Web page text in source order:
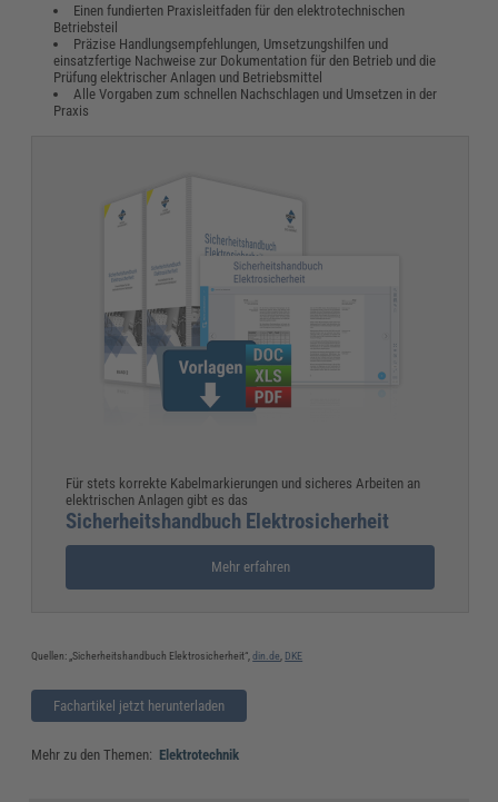
Einen fundierten Praxisleitfaden für den elektrotechnischen
Betriebsteil
Präzise Handlungsempfehlungen, Umsetzungshilfen und
einsatzfertige Nachweise zur Dokumentation für den Betrieb und die
Prüfung elektrischer Anlagen und Betriebsmittel
Alle Vorgaben zum schnellen Nachschlagen und Umsetzen in der
Praxis
Für stets korrekte Kabelmarkierungen und sicheres Arbeiten an
elektrischen Anlagen gibt es das
Sicherheitshandbuch Elektrosicherheit
Mehr erfahren
Quellen: „Sicherheitshandbuch Elektrosicherheit“,din.de DKE
Fachartikel jetzt herunterladen
Mehr zu den Themen: Elektrotechnik